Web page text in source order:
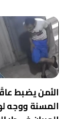
الأمن يضبط
المسنة ووجه